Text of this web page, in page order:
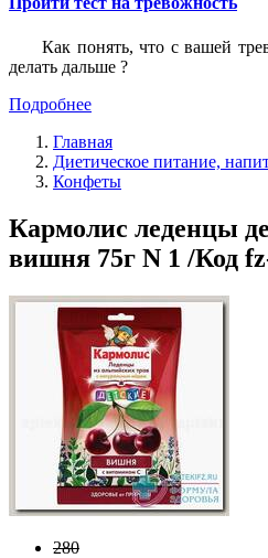
Как понять, что с вашей
делать дальше ?
Подробнее
Главная
Диетическое питание,
Конфеты
Кармолис леденцы
вишня 75г N 1 /Код
280